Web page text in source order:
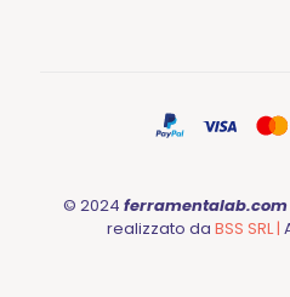
© 2024 ferramentalab.com
realizzato da BSS SRL |